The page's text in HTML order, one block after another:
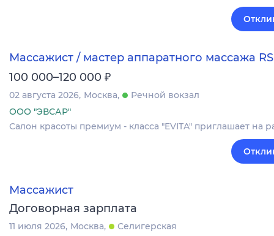
Массажист / мастер аппаратного массажа
100 000–120 000 ₽
02 августа 2026 Москва
Речной вокзал
ООО "ЭВСАР"
Салон красоты премиум - класса "EVITA" приглашает на
Массажист
Договорная зарплата
11 июля 2026 Москва
Селигерская